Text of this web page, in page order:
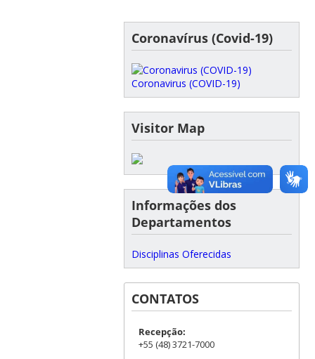
Coronavírus (Covid-19)
Coronavirus (COVID-19)
Visitor Map
Informações dos
Departamentos
Disciplinas Oferecidas
CONTATOS
Recepção:
+55 (48) 3721-7000